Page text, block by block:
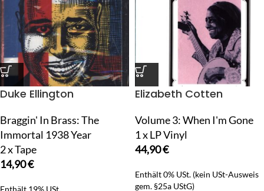
Duke Ellington
Braggin' In Brass: The
Immortal 1938 Year
2 x Tape
14,90€
Enthält 19% USt.
Elizabeth Cotten
Volume 3: When I'm Gone
1 x LP Vinyl
44,90€
Enthält 0% USt. (kein USt-Ausweis
gem. §25a UStG)